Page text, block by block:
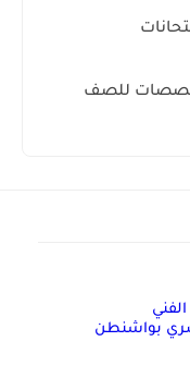
للصف
بواشنطن